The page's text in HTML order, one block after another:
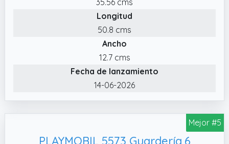
Longitud
50.8 cms
Ancho
12.7 cms
Fecha de lanzamiento
14-06-2026
Mejor #5
PLAYMOBIL 5573 Guardería,6